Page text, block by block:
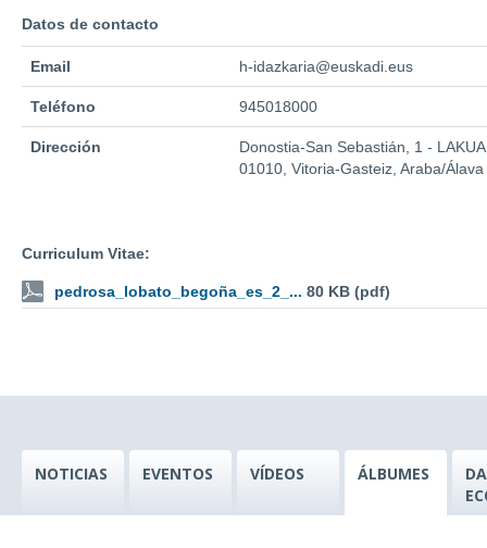
Datos de contacto
Email h-idazkaria@euskadi.eus
Teléfono 945018000
Dirección
Donostia-San Sebastián, 1 - LAKUA
01010, Vitoria-Gasteiz, Araba/Álava
Curriculum Vitae:
pedrosa_lobato_begoña_es_2_... 80 KB (pdf)
NOTICIAS EVENTOS VÍDEOS ÁLBUMES